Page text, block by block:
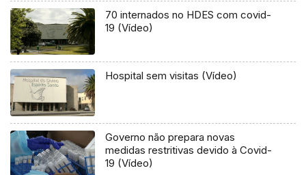
70 internados no HDES com covid-
19 (Vídeo)
Hospital sem visitas (Vídeo)
Governo não prepara novas
medidas restritivas devido à Covid-
19 (Vídeo)